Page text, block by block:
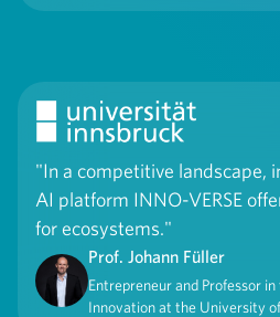
"In a competitive landscape,
AI platform INNO-VERSE
for ecosystems."
Prof. Johann Füller
Entrepreneur and Professor
Innovation at the University